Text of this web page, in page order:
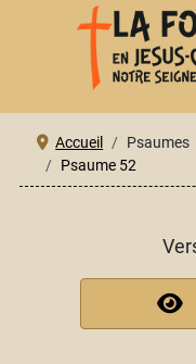
Accueil Psaumes
Psaume 52